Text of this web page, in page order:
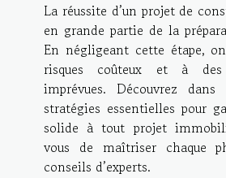
La réussite d’un projet de
en grande partie de la
En négligeant cette étape, on
risques coûteux et à des
imprévues. Découvrez
stratégies essentielles pour
solide à tout projet
vous de maîtriser chaque
conseils d’experts.